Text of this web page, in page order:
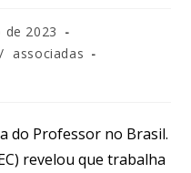
de 2023
/ associadas
do Professor no Brasil.
revelou que trabalha